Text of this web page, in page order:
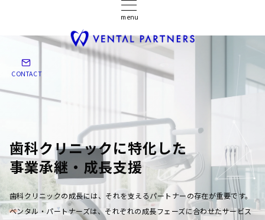
menu
CONTACT
歯科クリニックに特化した
事業承継・成長支援
歯科クリニックの成長には、それを支えるパートナーの存在が重要です。
ベンタル・パートナーズは、それぞれの成長フェーズに合わせたサービス